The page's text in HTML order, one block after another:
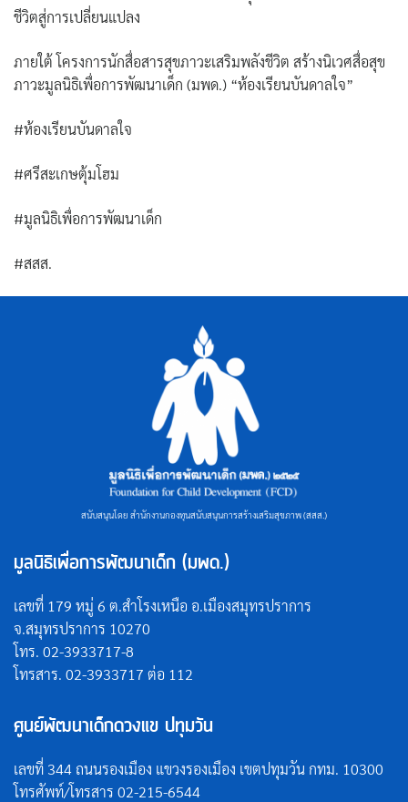
ชีวิตสู่การเปลี่ยนแปลง
ภายใต้ โครงการนักสื่อสารสุขภาวะเสริมพลังชีวิต สร้างนิเวศสื่อสุข
ภาวะมูลนิธิเพื่อการพัฒนาเด็ก (มพด.) “ห้องเรียนบันดาลใจ”
#ห้องเรียนบันดาลใจ
#ศรีสะเกษตุ้มโฮม
#มูลนิธิเพื่อการพัฒนาเด็ก
#สสส.
สนับสนุนโดย สำนักงานกองทุนสนับสนุนการสร้างเสริมสุขภาพ (สสส.)
มูลนิธิเพื่อการพัฒนาเด็ก (มพด.)
เลขที่ 179 หมู่ 6 ต.สำโรงเหนือ อ.เมืองสมุทรปราการ
จ.สมุทรปราการ 10270
โทร. 02-3933717-8
โทรสาร. 02-3933717 ต่อ 112
ศูนย์พัฒนาเด็กดวงแข ปทุมวัน
เลขที่ 344 ถนนรองเมือง แขวงรองเมือง เขตปทุมวัน กทม. 10300
โทรศัพท์/โทรสาร 02-215-6544